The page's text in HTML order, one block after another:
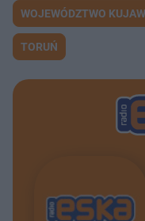
WOJEWÓDZTWO
TORUŃ